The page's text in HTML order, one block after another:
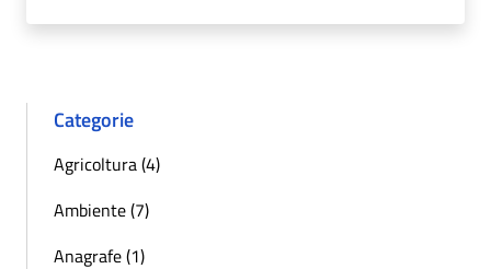
Categorie
Agricoltura (4)
Ambiente (7)
Anagrafe (1)